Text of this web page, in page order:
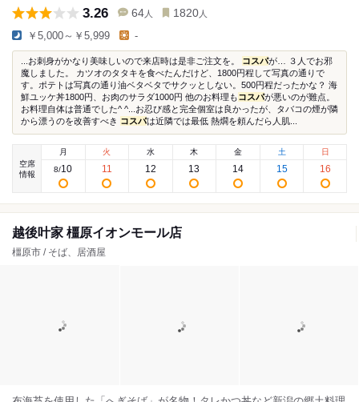
3.26 64 人 1820 人
￥5,000～￥5,999 -
...お刺身がかなり美味しいので来店時は是非ご注文を。 コスパが… ３人でお邪
魔しました。 カツオのタタキを食べたんだけど、1800円程して写真の通りで
す。ポテトは写真の通り油ベタベタでサクッとしない。500円程だったかな？ 海
鮮ユッケ丼1800円、お肉のサラダ1000円 他のお料理もコスパが悪いのが難点。
お料理自体は普通でした^ ^...お忍び感と完全個室は良かったが、タバコの煙が隣
から漂うのを改善すべき コスパは近隣では最低 熱燗を頼んだら人肌...
空席
情報
月
8/10
火
11
水
12
木
13
金
14
土
15
日
16
越後叶家 橿原イオンモール店
橿原市 / そば、居酒屋